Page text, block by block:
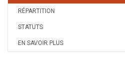
RÉPARTITION
STATUTS
EN SAVOIR PLUS